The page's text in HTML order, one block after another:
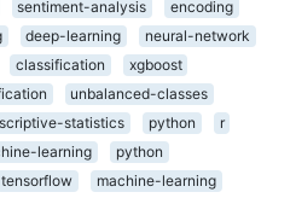
sentiment-analysis
encoding
deep-learning
neural-network
classification
xgboost
unbalanced-classes
statistics python
r
learning
python
tensorflow
machine-learning